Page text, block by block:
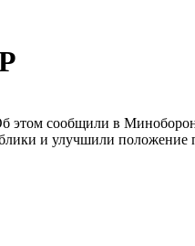
этом сообщили в
и улучшили